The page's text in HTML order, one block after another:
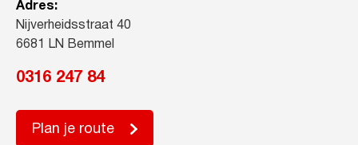
Adres:
Nijverheidsstraat 40
6681 LN Bemmel
0316 247 84
Plan je route